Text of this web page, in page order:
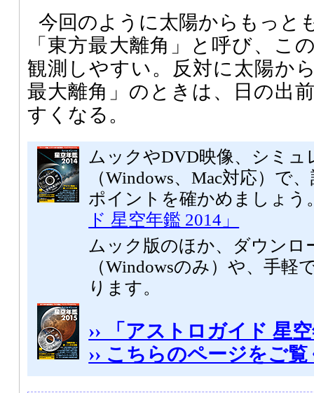
今回のように太陽からもっと
「東方最大離角」と呼び、こ
観測しやすい。反対に太陽か
最大離角」のときは、日の出
すくなる。
ムックやDVD映像、シミュ
（Windows、Mac対応）で
ポイントを確かめましょ
ド 星空年鑑 2014」
ムック版のほか、ダウンロ
（Windowsのみ）や、手軽
ります。
›› 「アストロガイド 星
›› こちらのページをご